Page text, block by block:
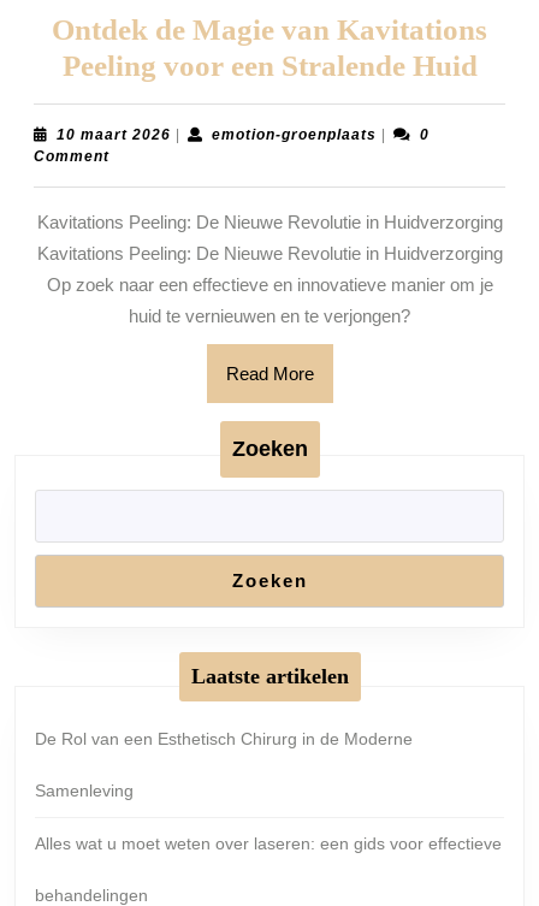
Ontdek de Magie van Kavitations
Peeling voor een Stralende Huid
de
voor
10 maart 2026 10
| emotion-groenplaatsemotion-
|
0
Comment
Kavitations Peeling: De Nieuwe Revolutie in Huidverzorging
Kavitations Peeling: De Nieuwe Revolutie in Huidverzorging
Op zoek naar een effectieve en innovatieve manier om je
huid te vernieuwen en te verjongen?
Read MoreRead
More
Zoeken
Zoeken
Laatste artikelen
De Rol van een Esthetisch Chirurg in de Moderne
Samenleving
Alles wat u moet weten over laseren: een gids voor effectieve
behandelingen